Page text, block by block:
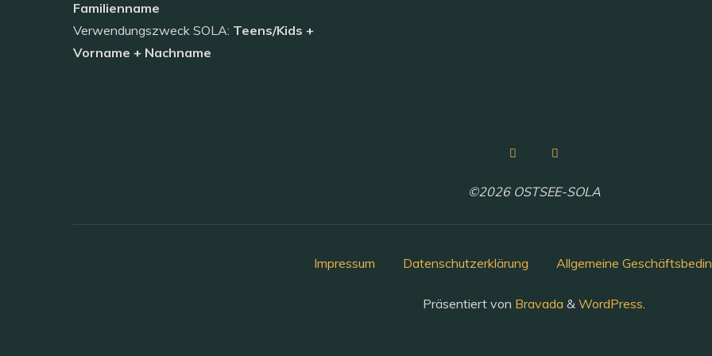
Familienname
Verwendungszweck SOLA: Teens/Kids +
Vorname + Nachname
©2026 OSTSEE-SOLA
Impressum Datenschutzerklärung Allgemeine
Präsentiert von Bravada & WordPress